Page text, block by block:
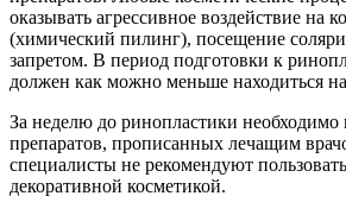
оказывать агрессивное воздействие на
(химический пилинг), посещение
запретом. В период подготовки к
должен как можно меньше находиться
За неделю до ринопластики необходимо
препаратов, прописанных лечащим
специалисты не рекомендуют
декоративной косметикой.